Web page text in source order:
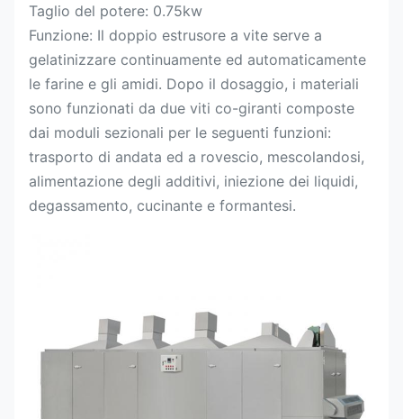
Taglio del potere: 0.75kw
Funzione: Il doppio estrusore a vite serve a
gelatinizzare continuamente ed automaticamente
le farine e gli amidi. Dopo il dosaggio, i materiali
sono funzionati da due viti co-giranti composte
dai moduli sezionali per le seguenti funzioni:
trasporto di andata ed a rovescio, mescolandosi,
alimentazione degli additivi, iniezione dei liquidi,
degassamento, cucinante e formantesi.